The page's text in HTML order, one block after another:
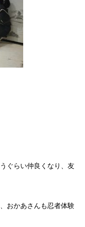
ぐらい仲良くなり、友
おかあさんも忍者体験